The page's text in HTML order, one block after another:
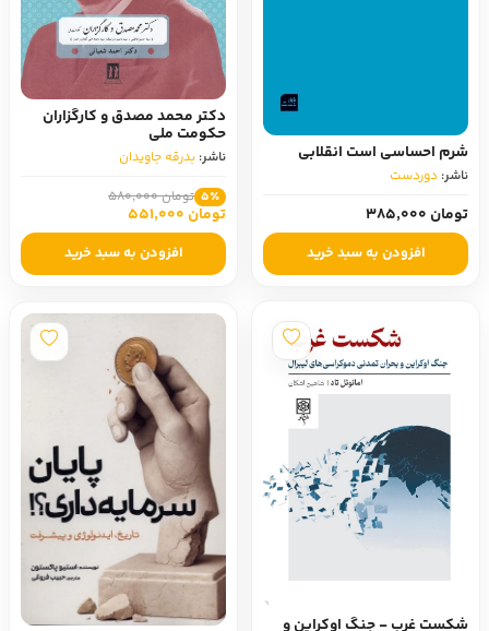
شرم احساسی است انقلابی
ناشر: دوردست
تومان 385,000
افزودن به سبد خرید
دکتر محمد مصدق و کارگزاران
حکومت ملی
ناشر: بدرقه جاویدان
5٪ تومان 580,000
تومان 551,000
افزودن به سبد خرید
شکست غرب - جنگ اوکراین و